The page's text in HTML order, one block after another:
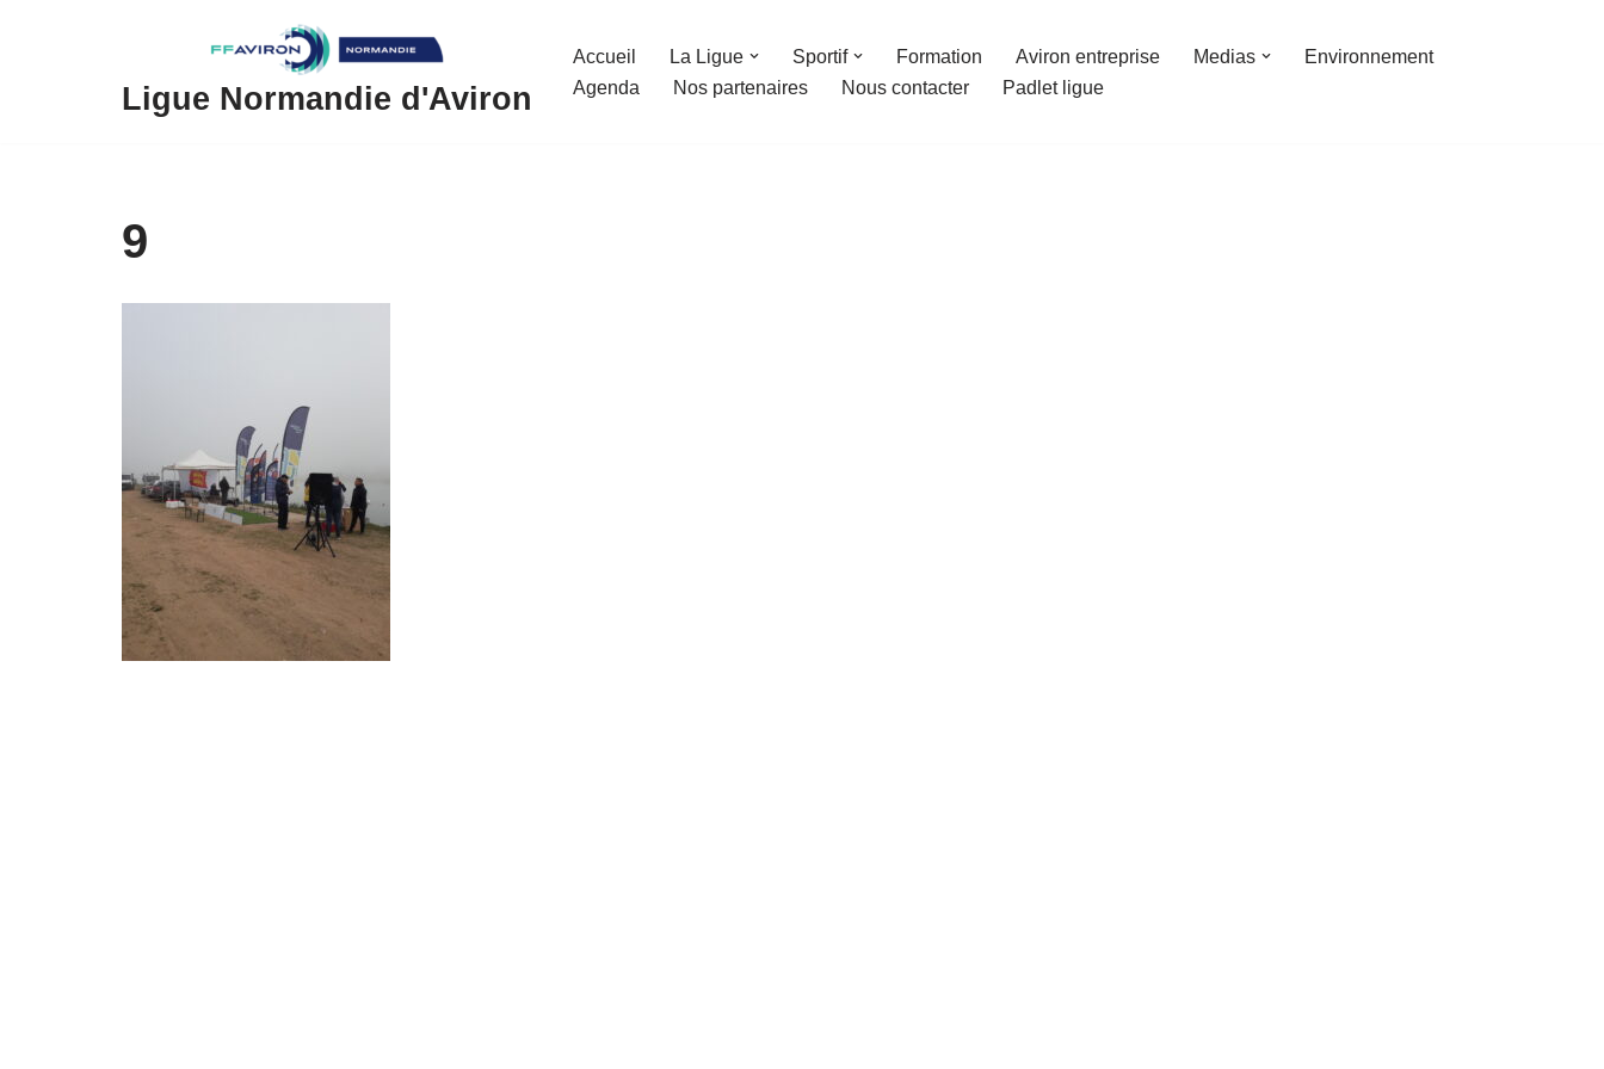
Ligue Normandie d'Aviron
Accueil La Ligue Sportif Formation Aviron entreprise Medias
Environnement
Agenda
Nos partenaires Nous contacter Padlet ligue
9